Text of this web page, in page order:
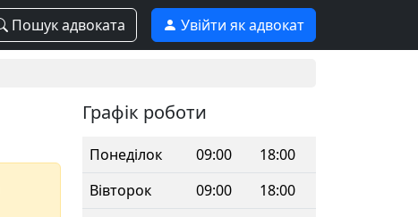
Пошук адвоката Увійти як адвокат
Графік роботи
Понеділок 09:00
18:00
Вівторок
09:00
18:00